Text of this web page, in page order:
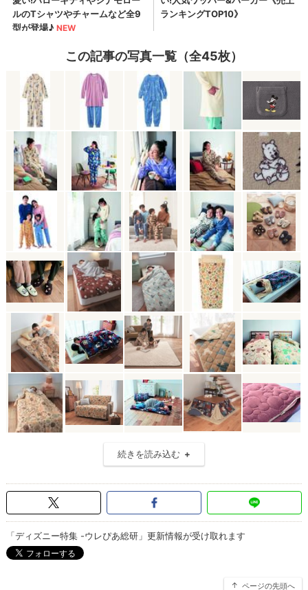
この記事の写真一覧（全45枚）
続きを読み込む
「ディズニー特集 -ウレぴあ総研」更新情報が受け取れます
ページの先頭へ